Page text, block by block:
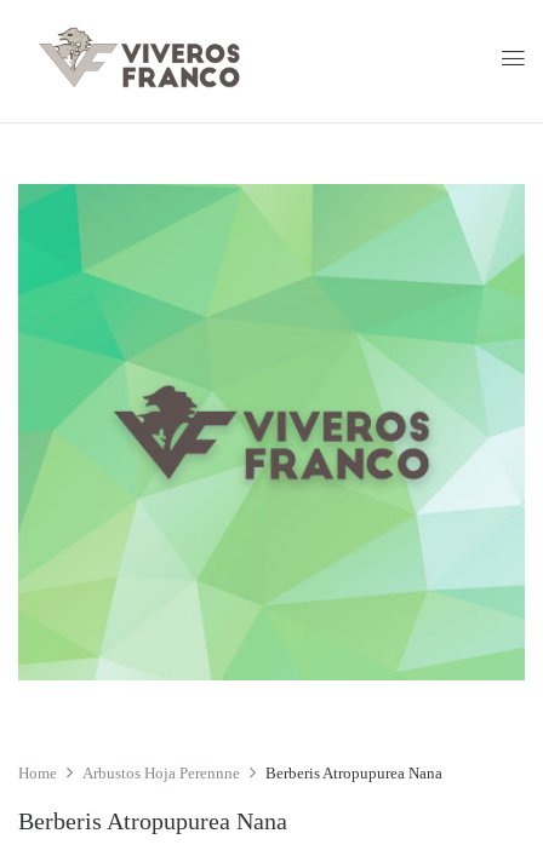
Home Arbustos Hoja Perennne Berberis Atropupurea Nana
Berberis Atropupurea Nana